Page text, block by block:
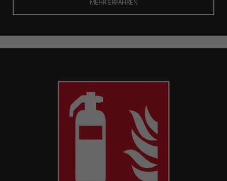
MEHR ERFAHREN